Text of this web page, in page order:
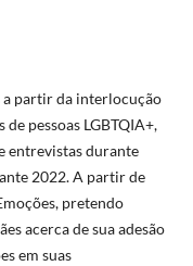
a partir da interlocução
pessoas LGBTQIA+,
entrevistas durante
2022. A partir de
pretendo
acerca de sua adesão
em suas